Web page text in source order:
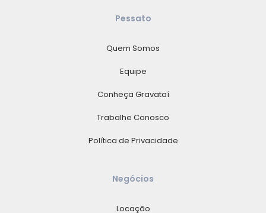
Pessato
Quem Somos
Equipe
Conheça Gravataí
Trabalhe Conosco
Política de Privacidade
Negócios
Locação